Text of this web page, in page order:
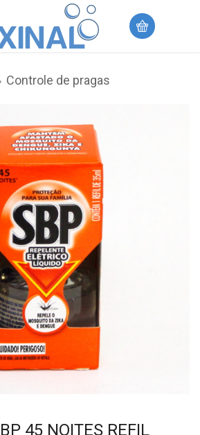
Controle de pragas
45 NOITES REFIL